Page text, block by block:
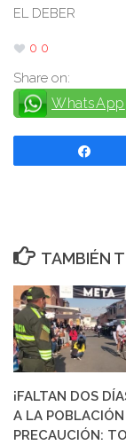
EL DEBER
0 0
Share on:
WhatsApp
TAMBIÉN
¡FALTAN DOS
A LA POBLACIÓN
PRECAUCIÓN: